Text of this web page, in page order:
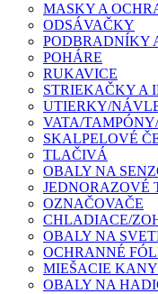
MASKY A
ODSÁVAČKY
PODBRADNÍKY
POHÁRE
RUKAVICE
STRIEKAČKY A
UTIERKY/
VATA/
SKALPELOVÉ
TLAČIVÁ
OBALY NA
JEDNORAZOVÉ
OZNAČOVAČE
CHLADIACE/
OBALY NA
OCHRANNÉ
MIEŠACIE
OBALY NA